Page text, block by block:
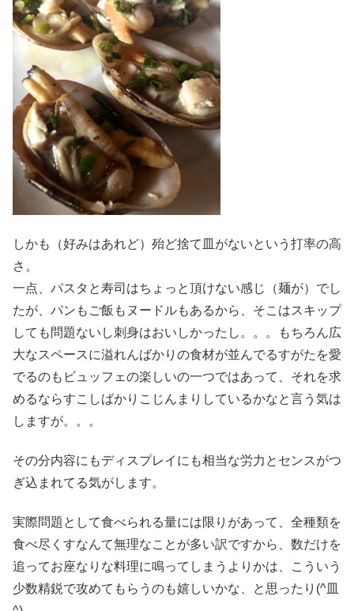
しかも（好みはあれど）殆ど捨て皿がないという打率の高
さ。
一点、パスタと寿司はちょっと頂けない感じ（麺が）でし
たが、パンもご飯もヌードルもあるから、そこはスキップ
しても問題ないし刺身はおいしかったし。。。もちろん広
大なスペースに溢れんばかりの食材が並んでるすがたを愛
でるのもビュッフェの楽しいの一つではあって、それを求
めるならすこしばかりこじんまりしているかなと言う気は
しますが。。。
その分内容にもディスプレイにも相当な労力とセンスがつ
ぎ込まれてる気がします。
実際問題として食べられる量には限りがあって、全種類を
食べ尽くすなんて無理なことが多い訳ですから、数だけを
追ってお座なりな料理に鳴ってしまうよりかは、こういう
少数精鋭で攻めてもらうのも嬉しいかな、と思ったり(^皿